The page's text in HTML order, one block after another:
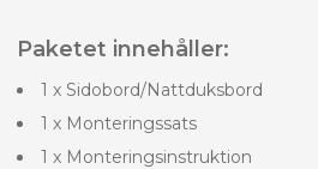
Paketet innehåller:
1 x Sidobord/Nattduksbord
1 x Monteringssats
1 x Monteringsinstruktion